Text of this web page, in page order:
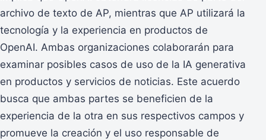
archivo de texto de AP, mientras que AP utilizará la
tecnología y la experiencia en productos de
OpenAI. Ambas organizaciones colaborarán para
examinar posibles casos de uso de la IA generativa
en productos y servicios de noticias. Este acuerdo
busca que ambas partes se beneficien de la
experiencia de la otra en sus respectivos campos y
promueve la creación y el uso responsable de